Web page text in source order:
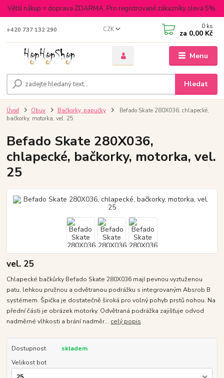
Větší nákup = doprava ZDARMA. Pro registrované zákazníky sleva 5%.
Menu
CZK
Hledat
+420 737 132 290 0 ks
za 0,00 Kč
Úvod Obuv Bačkorky, papučky
Befado Skate 280X036, chlapecké,
bačkorky, motorka, vel. 25
Befado Skate 280X036,
chlapecké, bačkorky, motorka, vel.
25
vel. 25
Chlapecké bačkůrky Befado Skate 280X036 mají pevnou vyztuženou
patu, lehkou pružnou a odvětranou podrážku s integrovaným Absrob B
systémem. Špička je dostatečně široká pro volný pohyb prstů nohou. Na
přední části je obrázek motorky. Odvětraná podrážka zajišťuje odvod
nadměrné vlhkosti a brání nadměr... celý popis
Dostupnost
skladem
Velikost bot